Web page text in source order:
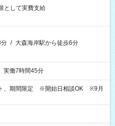
として実費支給
/ 大森海岸駅から徒歩6分
実働7時間45分
、期間限定 ※開始日相談OK ※9月